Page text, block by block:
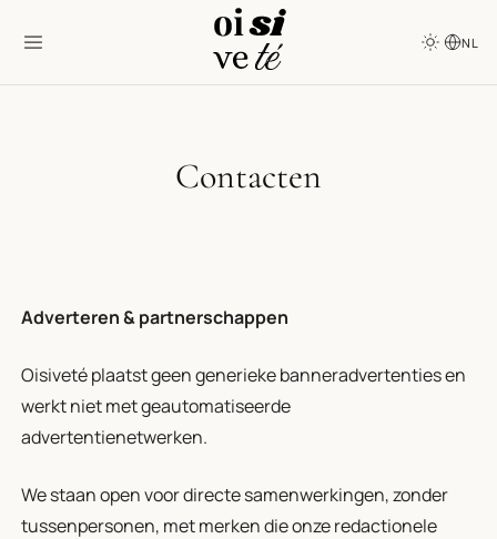
NL
Contacten
Adverteren & partnerschappen
Oisiveté plaatst geen generieke banneradvertenties en
werkt niet met geautomatiseerde
advertentienetwerken.
We staan open voor directe samenwerkingen, zonder
tussenpersonen, met merken die onze redactionele